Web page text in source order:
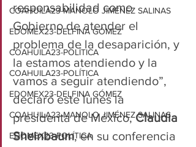
COAHUILA23-MANOLO JIMÉNEZ SALINAS
EDOMEX23-DELFINA GÓMEZ
COAHUILA23-POLÍTICA
COAHUILA23-POLÍTICA
EDOMEX23-DELFINA GÓMEZ
COAHUILA23-MANOLO JIMÉNEZ SALINAS
EDOMEX23-POLÍTICA
responsabilidad como
Gobierno de atender el
problema de la desaparición, y
la estamos atendiendo y la
vamos a seguir atendiendo”,
declaró este lunes la
presidenta de México, Claudia
Sheinbaum, en su conferencia